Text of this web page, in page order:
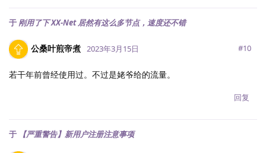
于 刚用了下 XX-Net 居然有这么多节点，速度还不错
公桑叶煎帝煮 2023年3月15日 #10
若干年前曾经使用过。不过是姥爷给的流量。
回复
于 【严重警告】新用户注册注意事项